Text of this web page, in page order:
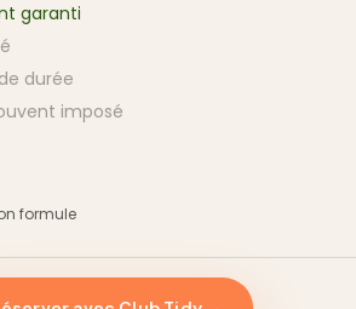
garanti
durée
imposé
formule